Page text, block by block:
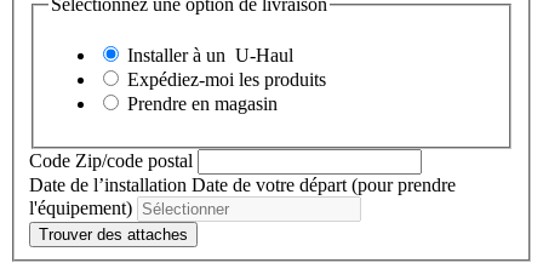
Sélectionnez une option de livraison
Installer à un U-Haul
Expédiez-moi les produits
Prendre en magasin
Code Zip/code postal
Date de l’installation Date de votre départ (pour prendre
l'équipement)
Trouver des attaches